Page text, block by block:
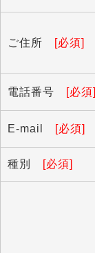
ご住所 [必須]
電話番号 [必須]
E-mail [必須]
種別 [必須]